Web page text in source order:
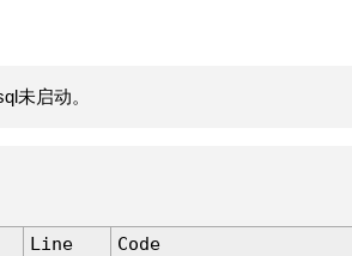
未启动。
Line
Code